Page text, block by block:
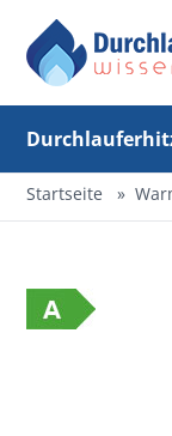
Startseite